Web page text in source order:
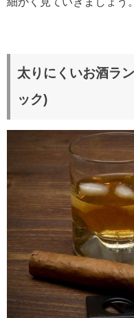
太りにくいお酒ラ
ック)